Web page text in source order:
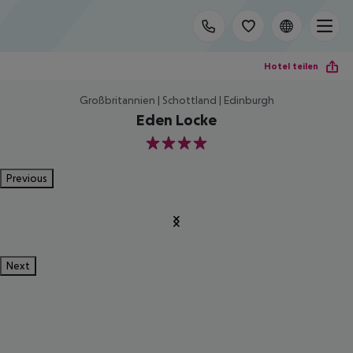
Hotel teilen
Großbritannien | Schottland | Edinburgh
Eden Locke
4
Previous
Next